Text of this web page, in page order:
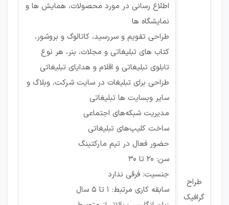
طراح
گرافیک
اطلاع رسانی در مورد محصولات، همایش ها و
نمایشگاه ها
طراحی تقویم و سررسید، کاتالوگ و بروشور،
کتاب های تبلیغاتی و مجلات، بنر، هر نوع
تابلوی تبلیغاتی و اقلام و هدایای تبلیغاتی
طراحی برای تبلیغات در سایت شرکت، وبلاگ و
سایر وبسایت ها تبلیغاتی
مدیریت شبکه‌های اجتماعی
ساخت کلیپ‌های تبلیغاتی
حضور فعال در تیم مارکتینگ
سن: 20 تا 30
جنسیت: فرقی ندارد
سابقه کاری مرتبط: 1 تا 5 سال